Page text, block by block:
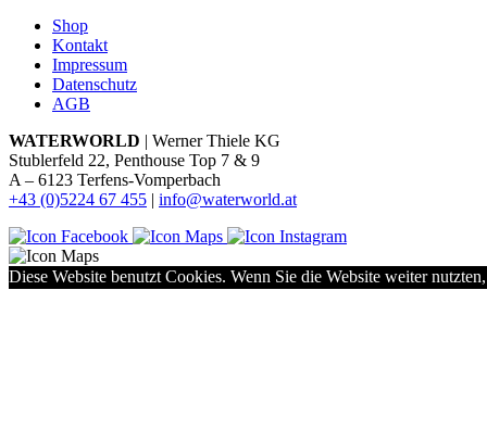
Shop
Kontakt
Impressum
Datenschutz
AGB
WATERWORLD | Werner Thiele KG
Stublerfeld 22, Penthouse Top 7 & 9
A – 6123 Terfens-Vomperbach
+43 (0)5224 67 455 | info@waterworld.at
Diese Website benutzt Cookies. Wenn Sie die Website weiter